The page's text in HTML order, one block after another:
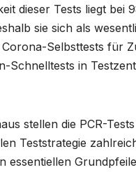
dieser Tests liegt bei
sie sich als
Selbsttests für
Schnelltests in
stellen die PCR-
Teststrategie
essentiellen